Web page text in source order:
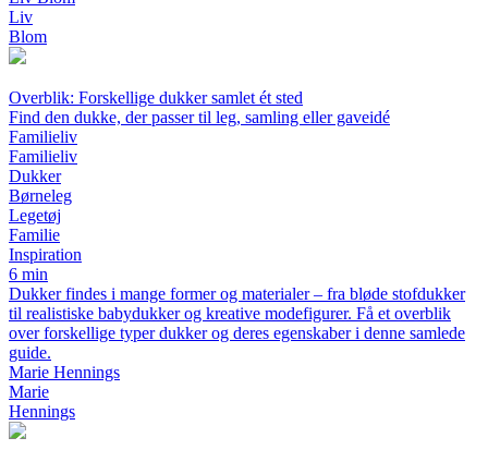
Liv
Blom
Overblik: Forskellige dukker samlet ét sted
Find den dukke, der passer til leg, samling eller gaveidé
Familieliv
Familieliv
Dukker
Børneleg
Legetøj
Familie
Inspiration
6 min
Dukker findes i mange former og materialer – fra bløde stofdukker
til realistiske babydukker og kreative modefigurer. Få et overblik
over forskellige typer dukker og deres egenskaber i denne samlede
guide.
Marie Hennings
Marie
Hennings